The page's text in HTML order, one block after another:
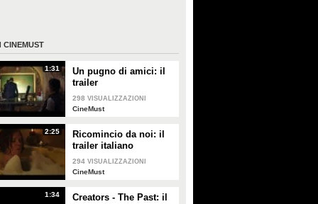
CINEMUST
1:31
Un pugno di amici: il
trailer
298 VISUALIZZAZIONI
CineMust
2:25
Ricomincio da noi: il
trailer italiano
294 VISUALIZZAZIONI
CineMust
1:34
Creators - The Past: il